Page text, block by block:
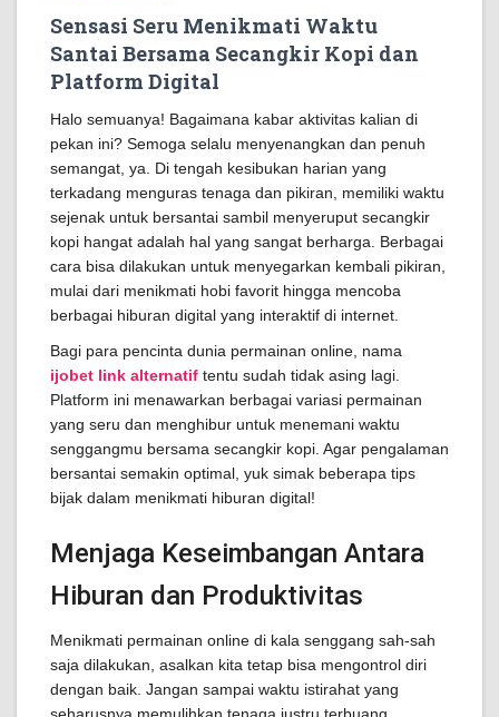
Sensasi Seru Menikmati Waktu
Santai Bersama Secangkir Kopi dan
Platform Digital
Halo semuanya! Bagaimana kabar aktivitas kalian di
pekan ini? Semoga selalu menyenangkan dan penuh
semangat, ya. Di tengah kesibukan harian yang
terkadang menguras tenaga dan pikiran, memiliki waktu
sejenak untuk bersantai sambil menyeruput secangkir
kopi hangat adalah hal yang sangat berharga. Berbagai
cara bisa dilakukan untuk menyegarkan kembali pikiran,
mulai dari menikmati hobi favorit hingga mencoba
berbagai hiburan digital yang interaktif di internet.
Bagi para pencinta dunia permainan online, nama
ijobet link alternatif tentu sudah tidak asing lagi.
Platform ini menawarkan berbagai variasi permainan
yang seru dan menghibur untuk menemani waktu
senggangmu bersama secangkir kopi. Agar pengalaman
bersantai semakin optimal, yuk simak beberapa tips
bijak dalam menikmati hiburan digital!
Menjaga Keseimbangan Antara
Hiburan dan Produktivitas
Menikmati permainan online di kala senggang sah-sah
saja dilakukan, asalkan kita tetap bisa mengontrol diri
dengan baik. Jangan sampai waktu istirahat yang